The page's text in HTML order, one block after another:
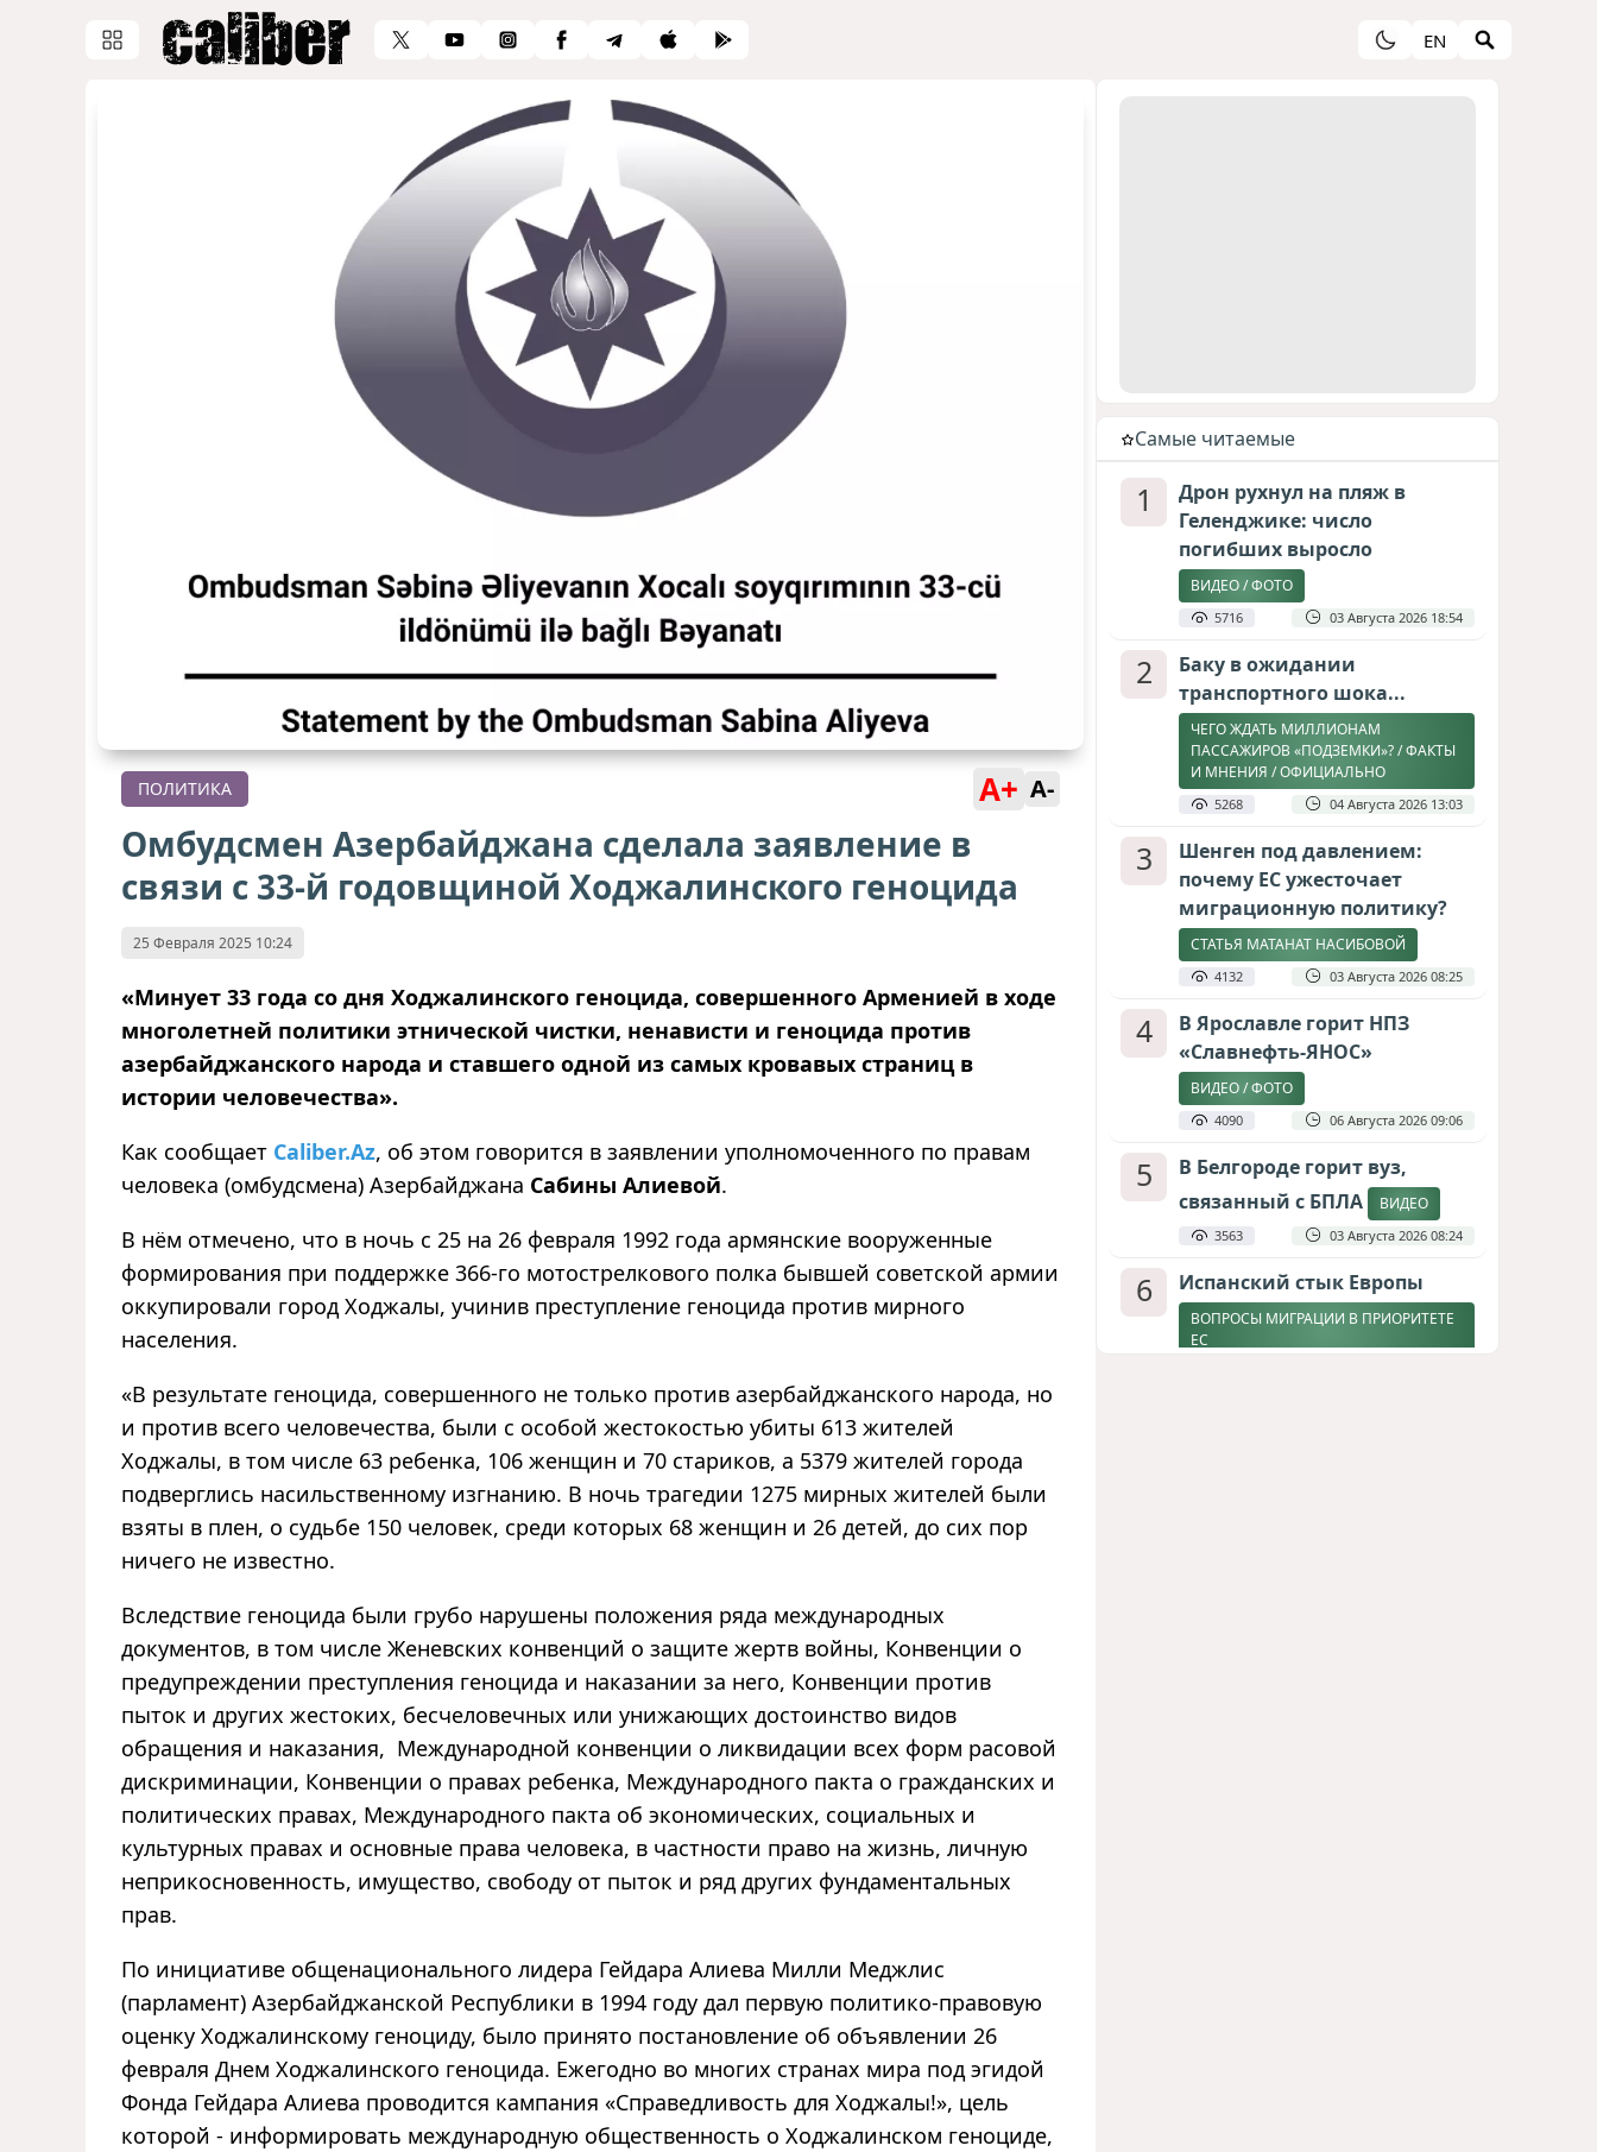
EN
ПОЛИТИКА A+ A-
Омбудсмен Азербайджана сделала заявление в
связи с 33-й годовщиной Ходжалинского геноцида
25 Февраля 2025 10:24
«Минует 33 года со дня Ходжалинского геноцида, совершенного Арменией в ходе
многолетней политики этнической чистки, ненависти и геноцида против
азербайджанского народа и ставшего одной из самых кровавых страниц в
истории человечества».
Как сообщает Caliber.Az, об этом говорится в заявлении уполномоченного по правам
человека (омбудсмена) Азербайджана Сабины Алиевой.
В нём отмечено, что в ночь с 25 на 26 февраля 1992 года армянские вооруженные
формирования при поддержке 366-го мотострелкового полка бывшей советской армии
оккупировали город Ходжалы, учинив преступление геноцида против мирного
населения.
«В результате геноцида, совершенного не только против азербайджанского народа, но
и против всего человечества, были с особой жестокостью убиты 613 жителей
Ходжалы, в том числе 63 ребенка, 106 женщин и 70 стариков, а 5379 жителей города
подверглись насильственному изгнанию. В ночь трагедии 1275 мирных жителей были
взяты в плен, о судьбе 150 человек, среди которых 68 женщин и 26 детей, до сих пор
ничего не известно.
Вследствие геноцида были грубо нарушены положения ряда международных
документов, в том числе Женевских конвенций о защите жертв войны, Конвенции о
предупреждении преступления геноцида и наказании за него, Конвенции против
пыток и других жестоких, бесчеловечных или унижающих достоинство видов
обращения и наказания, Международной конвенции о ликвидации всех форм расовой
дискриминации, Конвенции о правах ребенка, Международного пакта о гражданских и
политических правах, Международного пакта об экономических, социальных и
культурных правах и основные права человека, в частности право на жизнь, личную
неприкосновенность, имущество, свободу от пыток и ряд других фундаментальных
прав.
По инициативе общенационального лидера Гейдара Алиева Милли Меджлис
(парламент) Азербайджанской Республики в 1994 году дал первую политико-правовую
оценку Ходжалинскому геноциду, было принято постановление об объявлении 26
февраля Днем Ходжалинского геноцида. Ежегодно во многих странах мира под эгидой
Фонда Гейдара Алиева проводится кампания «Справедливость для Ходжалы!», цель
которой - информировать международную общественность о Ходжалинском геноциде,
Cамые читаемые
1
Дрон рухнул на пляж в
Геленджике: число
погибших выросло
ВИДЕО / ФОТО
5716 03 Августа 2026 18:54
2
Баку в ожидании
транспортного шока...
ЧЕГО ЖДАТЬ МИЛЛИОНАМ
ПАССАЖИРОВ «ПОДЗЕМКИ»? / ФАКТЫ
И МНЕНИЯ / ОФИЦИАЛЬНО
5268 04 Августа 2026 13:03
3
Шенген под давлением:
почему ЕС ужесточает
миграционную политику?
СТАТЬЯ МАТАНАТ НАСИБОВОЙ
4132 03 Августа 2026 08:25
4
В Ярославле горит НПЗ
«Славнефть-ЯНОС»
ВИДЕО / ФОТО
4090 06 Августа 2026 09:06
5
В Белгороде горит вуз,
связанный с БПЛА
ВИДЕО
3563 03 Августа 2026 08:24
6 Испанский стык Европы
ВОПРОСЫ МИГРАЦИИ В ПРИОРИТЕТЕ
ЕС